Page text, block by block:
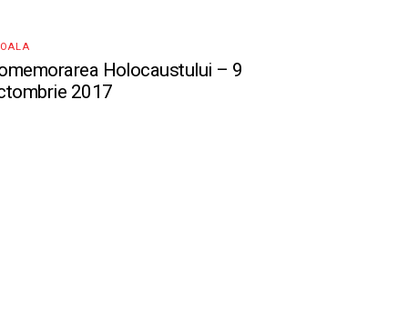
Holocaustului – 9
2017